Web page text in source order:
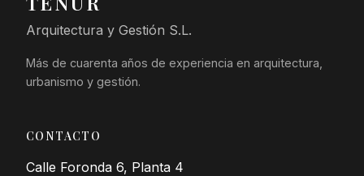
Arquitectura y Gestión S.L.
Más de cuarenta años de experiencia en arquitectura,
urbanismo y gestión.
CONTACTO
Calle Foronda 6, Planta 4